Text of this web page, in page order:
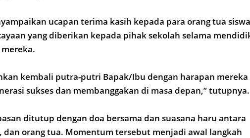
ucapan terima kasih kepada para orang tua siswa
yang diberikan kepada pihak sekolah selama
kembali putra-putri Bapak/Ibu dengan harapan mereka
sukses dan membanggakan di masa depan,” tutupnya.
ditutup dengan doa bersama dan suasana haru antara
dan orang tua. Momentum tersebut menjadi awal langkah